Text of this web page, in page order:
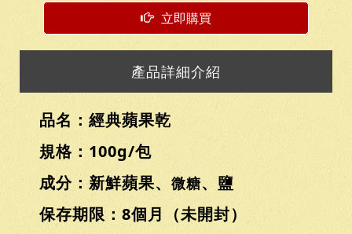
立即購買
產品詳細介紹
品名：經典蘋果乾
規格：100g/包
成分：新鮮蘋果、 微糖、鹽
保存期限：8個月（未開封）